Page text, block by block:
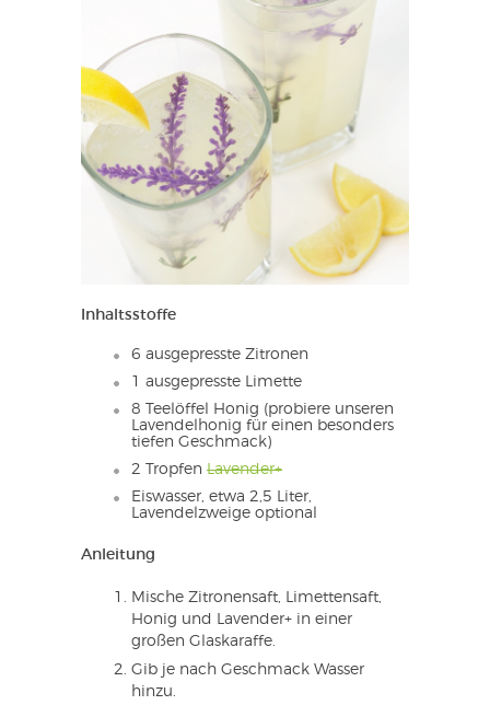
Inhaltsstoffe
6 ausgepresste Zitronen
1 ausgepresste Limette
8 Teelöffel Honig (probiere unseren
Lavendelhonig für einen besonders
tiefen Geschmack)
2 Tropfen Lavender+
Eiswasser, etwa 2,5 Liter,
Lavendelzweige optional
Anleitung
Mische Zitronensaft, Limettensaft,
Honig und Lavender+ in einer
großen Glaskaraffe.
Gib je nach Geschmack Wasser
hinzu.